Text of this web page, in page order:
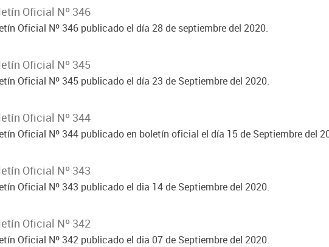
Oficial Nº 346
Oficial Nº 346 publicado el día 28 de septiembre del 2020.
Oficial Nº 345
Oficial Nº 345 publicado el día 23 de Septiembre del 2020.
Oficial Nº 344
Oficial Nº 344 publicado en boletín oficial el día 15 de Septiembre del
Oficial Nº 343
Oficial Nº 343 publicado el dia 14 de Septiembre del 2020.
Oficial Nº 342
Oficial Nº 342 publicado el dia 07 de Septiembre del 2020.